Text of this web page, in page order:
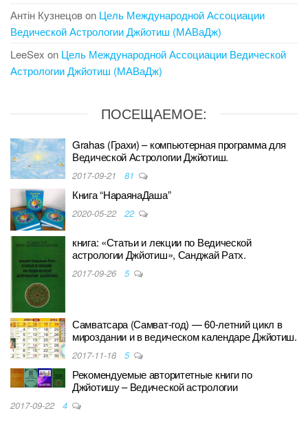
Антін Кузнецовon Цель Международной Ассоциации
Ведической Астрологии Джйотиш (МАВаДж)
LeeSex on Цель Международной Ассоциации Ведической
Астрологии Джйотиш (МАВаДж)
ПОСЕЩАЕМОЕ:
Grahas (Грахи) – компьютерная программа для
Ведической Астрологии Джйотиш.
2017-09-21 81
Книга “НараянаДаша”
2020-05-22 22
книга: «Статьи и лекции по Ведической
астрологии Джйотиш», Санджай Ратх.
2017-09-26 5
Самватсара (Самват-год) — 60-летний цикл в
мироздании и в ведическом календаре Джйотиш.
2017-11-18 5
Рекомендуемые авторитетные книги по
Джйотишу – Ведической астрологии
2017-09-22 4